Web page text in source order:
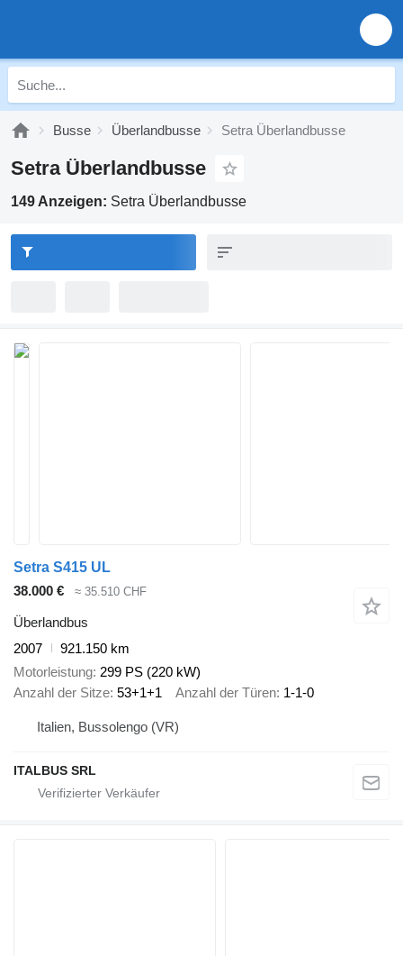
Busse Überlandbusse Setra Überlandbusse
Setra Überlandbusse
149 Anzeigen: Setra Überlandbusse
Setra S415 UL
38.000 €
≈ 35.510 CHF
Überlandbus
2007
921.150 km
Motorleistung 299 PS (220 kW)
Anzahl der Sitze 53+1+1 Anzahl der Türen 1-1-0
Italien, Bussolengo (VR)
ITALBUS SRL